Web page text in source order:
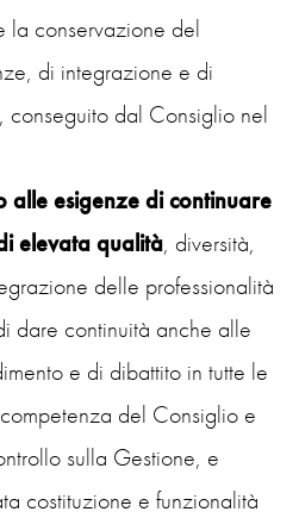
la conservazione del
di integrazione e di
conseguito dal Consiglio nel
alle esigenze di continuare
elevata qualità, diversità,
delle professionalità
dare continuità anche alle
e di dibattito in tutte le
del Consiglio e
sulla Gestione, e
costituzione e funzionalità